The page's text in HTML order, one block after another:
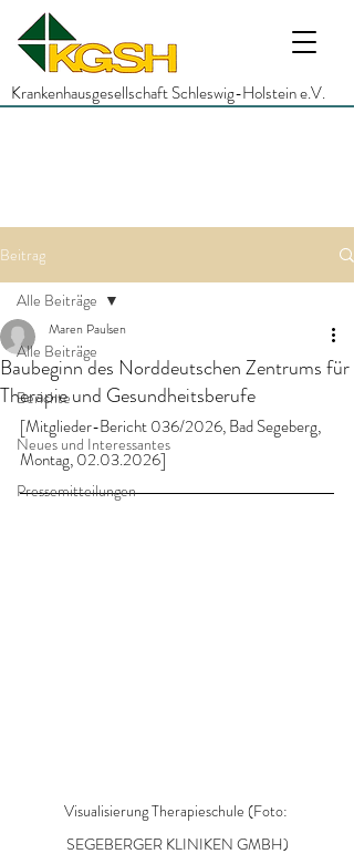
Krankenhausgesellschaft Schleswig-Holstein e.V.
Beitrag
Alle Beiträge
Berichte
Neues und Interessantes
Pressemitteilungen
Alle Beiträge
Baubeginn des Norddeutschen Zentrums für
Therapie und Gesundheitsberufe
Maren Paulsen
[Mitglieder-Bericht 036/2026, Bad Segeberg,
Montag, 02.03.2026]
Visualisierung Therapieschule (Foto:
SEGEBERGER KLINIKEN GMBH)